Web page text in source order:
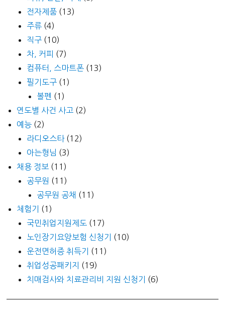
전자제품 (13)
주류 (4)
직구 (10)
차, 커피 (7)
컴퓨터, 스마트폰 (13)
필기도구 (1)
볼펜 (1)
연도별 사건 사고 (2)
예능 (2)
라디오스타(12)
아는형님 (3)
채용 정보 (11)
공무원 (11)
공무원 공채 (11)
체험기
(1)
국민취업지원제도 (17)
노인장기요양보험 신청기
(10)
운전면허증 취득기
(11)
취업성공패키지
(19)
치매검사와 치료관리비 지원 신청기
(6)